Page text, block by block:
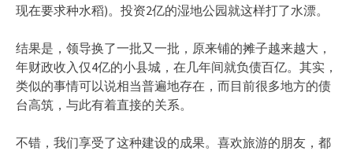
现在要求种水稻)。投资2亿的湿地公园就这样打了水漂。
结果是，领导换了一批又一批，原来铺的摊子越来越大，
年财政收入仅4亿的小县城，在几年间就负债百亿。其实，
类似的事情可以说相当普遍地存在，而目前很多地方的债
台高筑，与此有着直接的关系。
不错，我们享受了这种建设的成果。喜欢旅游的朋友，都